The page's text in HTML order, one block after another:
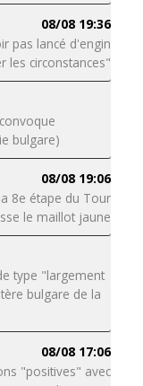
08/08 19:36
pas lancé d'engin
les circonstances"
bulgare)
08/08 19:06
8e étape du Tour
le maillot jaune
type "largement
bulgare de la
08/08 17:06
"positives" avec